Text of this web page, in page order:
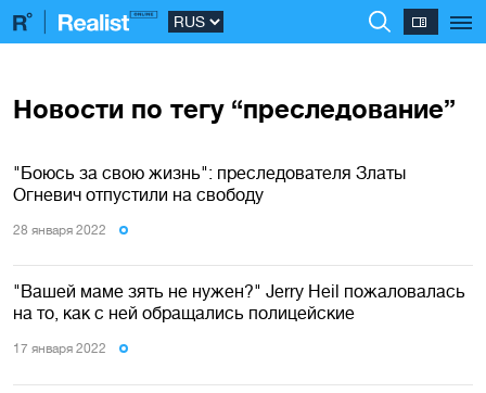
Новости по тегу “преследование”
"Боюсь за свою жизнь": преследователя Златы
Огневич отпустили на свободу
28 января 2022
"Вашей маме зять не нужен?" Jerry Heil пожаловалась
на то, как с ней обращались полицейские
17 января 2022